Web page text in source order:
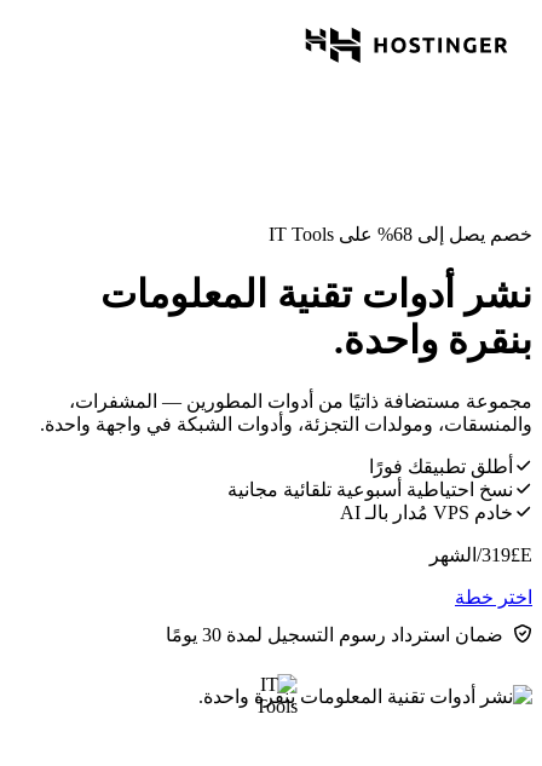
خصم يصل إلى 68% على IT Tools
نشر أدوات تقنية المعلومات
بنقرة واحدة.
مجموعة مستضافة ذاتيًا من أدوات المطورين — المشفرات،
والمنسقات، ومولدات التجزئة، وأدوات الشبكة في واجهة واحدة.
أطلق تطبيقك فورًا
نسخ احتياطية أسبوعية تلقائية مجانية
خادم VPS مُدار بالـ AI
E£
319/الشهر
اختر خطة
ضمان استرداد رسوم التسجيل لمدة 30 يومًا